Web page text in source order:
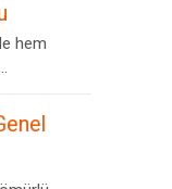
hem